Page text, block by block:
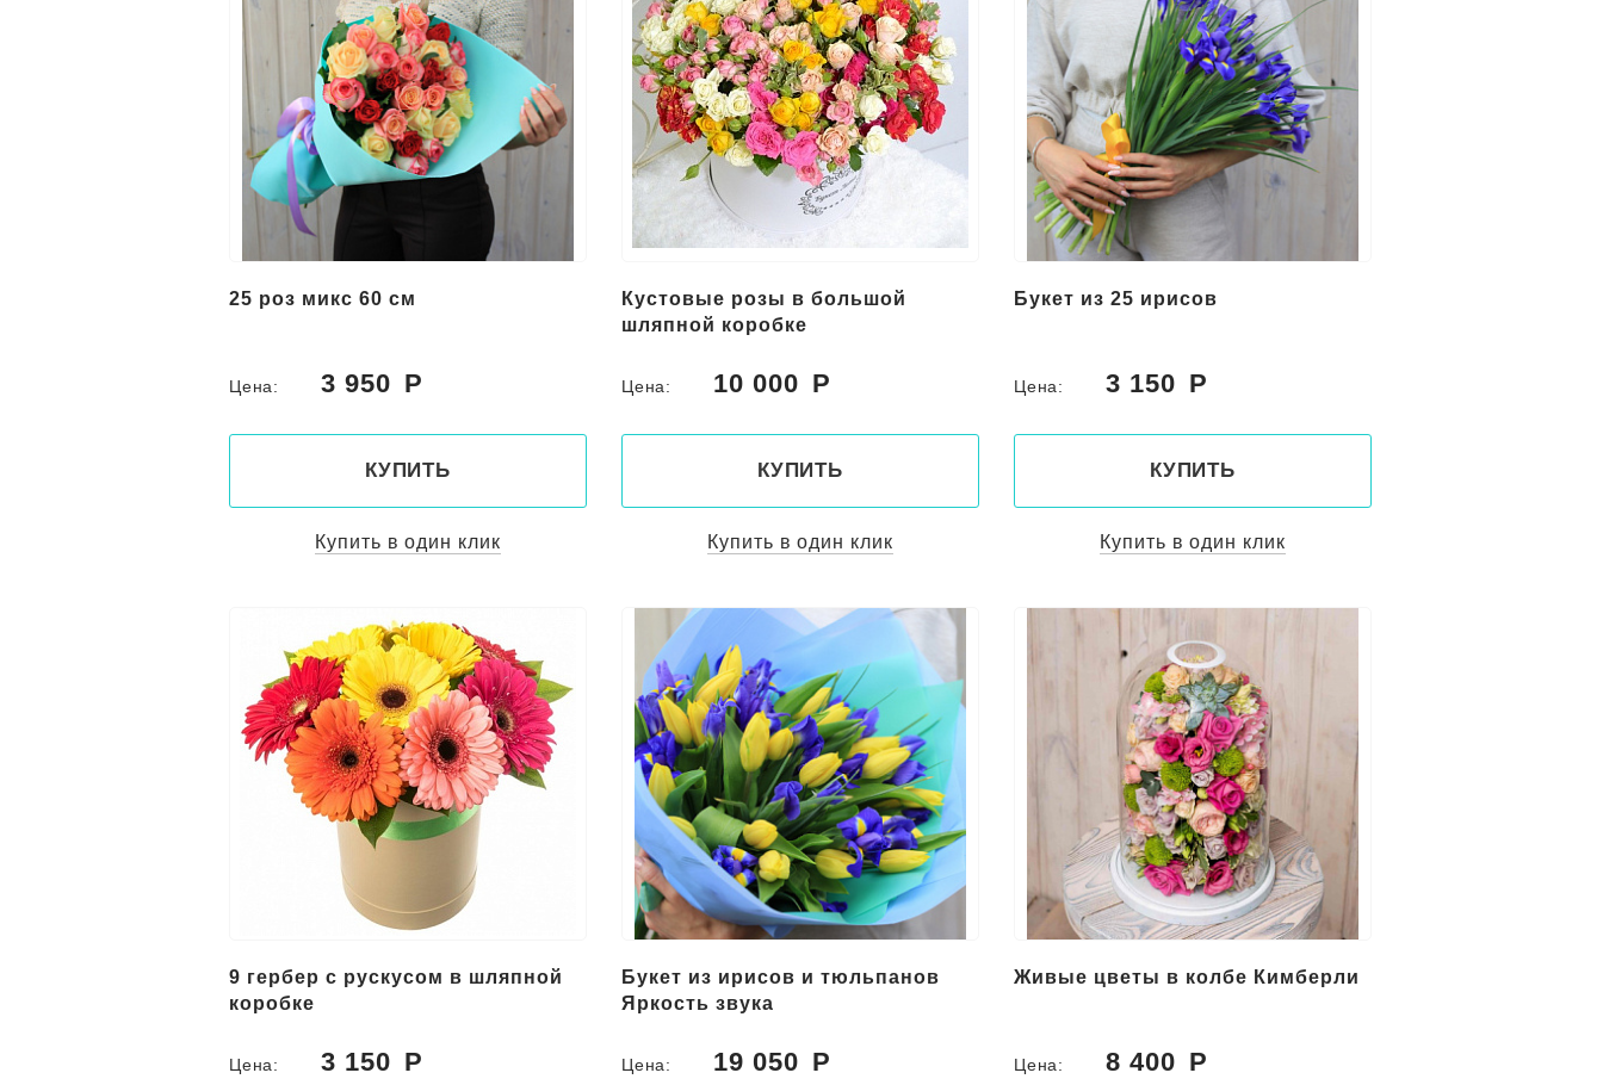
25 роз микс 60 см
Цена: 3 950
КУПИТЬ
Купить в один клик
Кустовые розы в большой
шляпной коробке
Цена: 10 000
КУПИТЬ
Купить в один клик
Букет из 25 ирисов
Цена: 3 150
КУПИТЬ
Купить в один клик
9 гербер с рускусом в шляпной
коробке
Цена: 3 150
Букет из ирисов и тюльпанов
Яркость звука
Цена: 19 050
Живые цветы в колбе Кимберли
Цена: 8 400